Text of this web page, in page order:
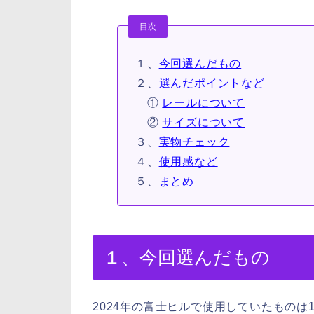
目次
１、 今回選んだもの
２、 選んだポイントなど
① レールについて
②サイズについて
３、 実物チェック
４、 使用感など
５、
まとめ
１、今回選んだもの
2024年の富士ヒルで使用していたものは